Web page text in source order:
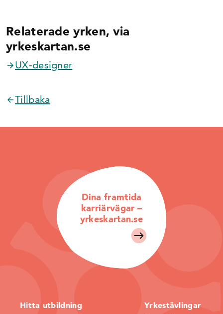
Relaterade yrken, via
yrkeskartan.se
UX-designer
Tillbaka
Dina framtida
karriärvägar –
yrkeskartan.se
Hitta utbildning Yrkestävlingar